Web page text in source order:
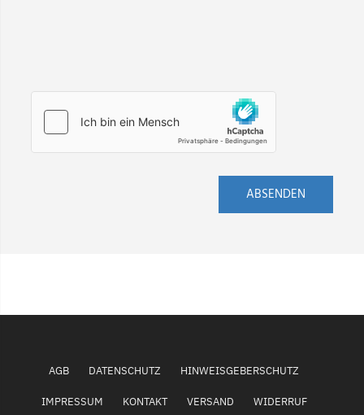
ABSENDEN
AGB DATENSCHUTZ HINWEISGEBERSCHUTZ
IMPRESSUM KONTAKT VERSAND WIDERRUF